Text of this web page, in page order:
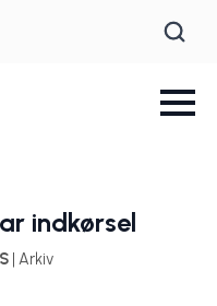
indkørsel
| Arkiv